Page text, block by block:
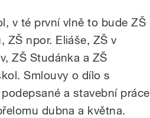
v té první vlně to bude ZŠ
ZŠ npor. Eliáše, ZŠ v
ZŠ Studánka a ZŠ
Smlouvy o dílo s
a stavební práce
dubna a května.